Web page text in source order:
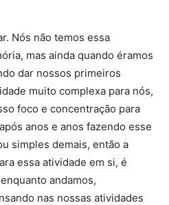
Nós não temos essa
mas ainda quando éramos
dar nossos primeiros
muito complexa para nós,
foco e concentração para
anos e anos fazendo esse
simples demais, então a
essa atividade em si, é
andamos,
nas nossas atividades